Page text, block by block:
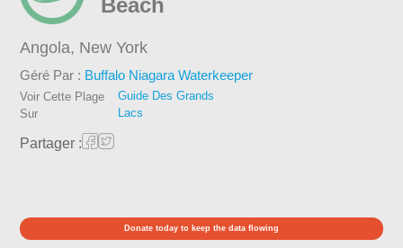
Beach
Angola, New York
Géré Par : Buffalo Niagara Waterkeeper
Voir Cette Plage
Sur
Guide Des Grands
Lacs
Partager :
Donate today to keep the data flowing